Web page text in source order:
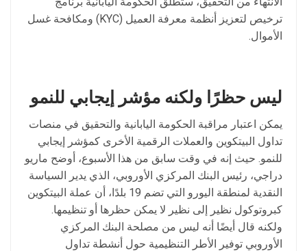
ترخيص لتعزيز أنظمة معرفة العميل (KYC) ومكافحة غسل
الأموال.
ليس حظرًا ولكنه مؤشر إيجابي للنمو
يمكن اعتبار مراقبة الحكومة اليابانية والتحقيق في منصات
تداول البيتكوين والعملات الرقمية الأخرى كمؤشر إيجابي
للنمو. حيث إنه في وقت سابق من هذا الأسبوع، أوضح ماريو
دراجي، رئيس البنك المركزي الأوروبي، الذي يدير السياسة
النقدية لمنطقة اليورو التي تضم 19 بلدًا، أن عملة البيتكوين
كبروتوكول نظير إلى نظير لا يمكن حظرها أو تنظيمها.
ولكنه قال أيضًا أنه ليس من مصلحة البنك المركزي
الأوروبي توفير الأطر التنظيمية حول أنشطة تداول